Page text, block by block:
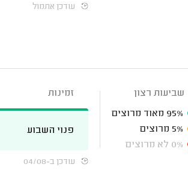
עודכן אתמול
שביעות רצון
95% מאוד מרוצים
5% מרוצים
0% לא מרוצים
זמינות
פנוי השבוע
עודכן ב-04/08